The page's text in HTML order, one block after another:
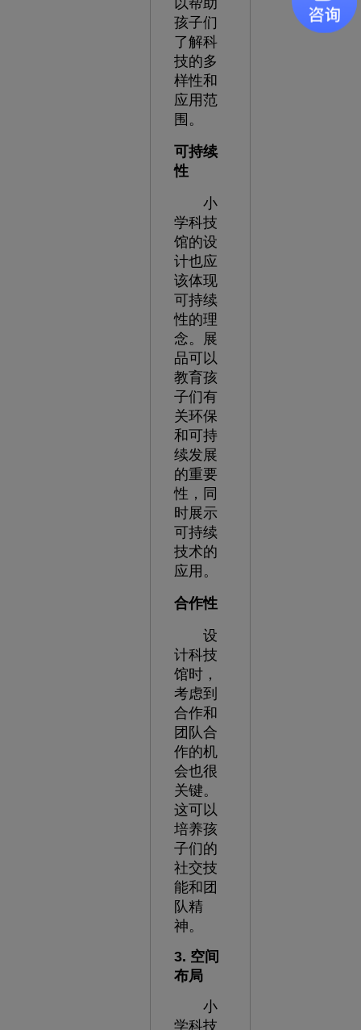
孩子们
了解科
技的多
样性和
应用范
围。
可持续
性
小
学科技
馆的设
计也应
该体现
可持续
性的理
念。展
品可以
教育孩
子们有
关环保
和可持
续发展
的重要
性，同
时展示
可持续
技术的
应用。
合作性
设
计科技
馆时，
考虑到
合作和
团队合
作的机
会也很
关键。
这可以
培养孩
子们的
社交技
能和团
队精
神。
3. 空间
布局
小
学科技